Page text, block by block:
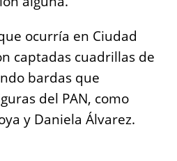
ocurría en Ciudad
captadas cuadrillas de
bardas que
del PAN, como
y Daniela Álvarez.